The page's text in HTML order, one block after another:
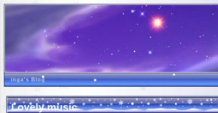
inga's Blog
Lovely music